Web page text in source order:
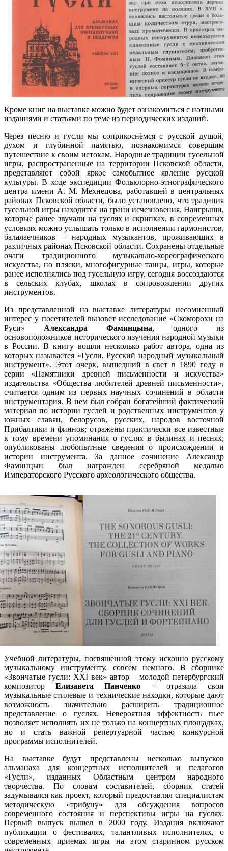
Кроме книг на выставке можно будет ознакомиться с нотными
изданиями и статьями по теме из периодических изданий.
Через песню и гусли мы соприкоснёмся с русской душой,
духом и глубинной памятью, познакомимся совершим
путешествие к своим истокам. Народные традиции гусельной
игры, распространенные на территории Псковской области,
представляют собой яркое самобытное явление русской
культуры. В ходе экспедиции Фольклорно-этнографического
центра имени А. М. Мехнецова, работавшей в центральных
районах Псковской области, было установлено, что традиция
гусельной игры находится на грани исчезновения. Наигрыши,
которые ранее звучали на гуслях и скрипках, в современных
условиях можно услышать только в исполнении гармонистов,
балалаечников – народных музыкантов, проживающих в
различных районах Псковской области. Сохранены отдельные
очаги традиционного музыкально-хореографического
искусства, но пляски, многофигурные танцы, игры, которые
ранее исполнялись под гусельную игру, сегодня воссоздаются
в сельских клубах, школах в сопровождении других
инструментов.
Из представленной на выставке литературы несомненный
интерес у посетителей вызовет исследование «Скоморохи на
Руси» Александра Фаминцына, одного из
основоположников исторического изучения народной музыки
в России. В книгу вошли несколько работ автора, одна из
которых называется «Гусли. Русский народный музыкальный
инструмент». Этот очерк, вышедший в свет в 1890 году в
серии «Памятники древней письменности и искусства»
издательства «Общества любителей древней письменности»,
считается одним из первых научных сочинений в области
инструментария. В нем был собран богатейший фактический
материал по истории гуслей и родственных инструментов у
южных славян, белорусов, русских, народов восточной
Прибалтики и финнов; отражены практически все известные
к тому времени упоминания о гуслях в былинах и песнях;
опубликованы любопытные сведения о происхождении и
истории инструмента. За данное сочинение Александр
Фаминцын был награжден серебряной медалью
Императорского Русского археологического общества.
Учебной литературы, посвященной этому исконно русскому
музыкальному инструменту, совсем немного. В сборнике
«Звончатые гусли: XXI век» автор – молодой петербургский
композиторЕлизавета Панченко – отразила свои
музыкальные стилевые и технические находки, которые дают
возможность значительно расширить традиционное
представление о гуслях. Невероятная эффектность пьес
позволяет исполнять их не только на концертных площадках,
но и стать важной репертуарной частью конкурсной
программы исполнителей.
На выставке будут представлены несколько выпусков
альманаха для концертных исполнителей и педагогов
«Гусли», изданных Областным центром народного
творчества. По словам составителей, сборник статей
задумывался как проект, который предоставлял специалистам
методическую «трибуну» для обсуждения вопросов
современного состояния и перспективы игры на гуслях.
Первый выпуск вышел в 2000 году. Издания включают
публикации о фестивалях, талантливых исполнителях, о
современных приемах игры на этом старинном русском